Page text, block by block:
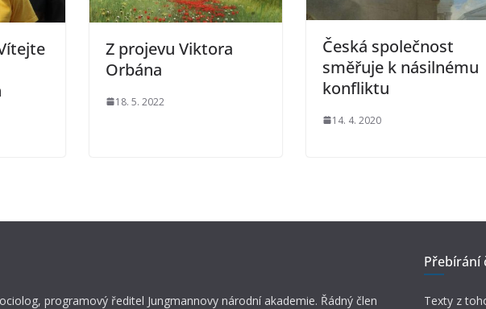
Z projevu Viktora
Orbána
18. 5. 2022
Česká společnost
směřuje k násilnému
konfliktu
14. 4. 2020
programový ředitel Jungmannovy národní akademie. Řádný člen
Přebírání
Texty z